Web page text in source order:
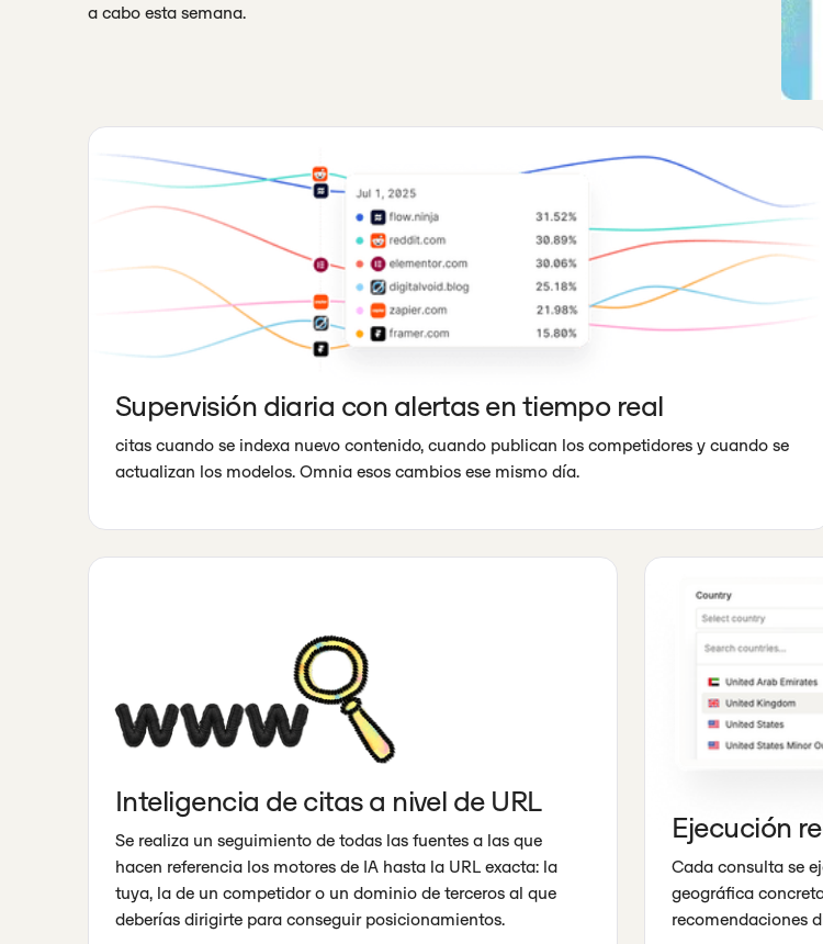
a cabo esta semana.
Supervisión diaria con alertas en tiempo real
citas cuando se indexa nuevo contenido, cuando publican los competidores y cuando se
actualizan los modelos. Omnia esos cambios ese mismo día.
Inteligencia de citas a nivel de URL
Se realiza un seguimiento de todas las fuentes a las que
hacen referencia los motores de IA hasta la URL exacta: la
tuya, la de un competidor o un dominio de terceros al que
deberías dirigirte para conseguir posicionamientos.
Ejecución
Cada consulta se
geográfica
recomendaciones